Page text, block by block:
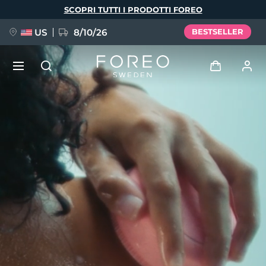
SCOPRI TUTTI I PRODOTTI FOREO
US 8/10/26 BESTSELLER
Profilo utente
I miei dispositivi
I miei ordini
I miei indirizzi
I miei abbonamenti
NUOVO
FAQ™ Pure Beauty-Tech Elixir
BREAKING NEWS
issa™ Teeth Whitening Set
Lingua
English Deutsch
Español
Français
Italiano
Português
Polski
Svenska
Русский
Türkçe
繁體中文